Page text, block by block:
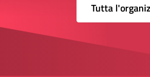
Tutta